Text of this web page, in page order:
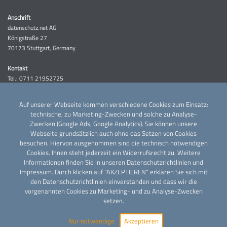
Auf unserer Webseite kommen verschiedene Cookies zum Einsatz:
technische, zu Marketing-Zwecken und solche zu Analyse-
Zwecken (Google Ads, Google Analytics). Sie können unsere
Webseite grundsätzlich auch ohne das Setzen von Cookies
besuchen. Hiervon ausgenommen sind die technisch notwendigen
Cookies. Ihnen steht jederzeit ein Widerrufsrecht zu. Weitere
Informationen finden Sie in unseren Datenschutzrichtlinien und
Impressum. Durch klicken auf "AKZEPTIEREN" erklären Sie sich mit
den Datenschutzrichtlinien einverstanden und dass wir die
vorgenannten Cookies zu Marketing- und zu Analyse-Zwecken
setzen.
Nur notwendige
Akzeptieren
Anschrift
datenschutz.net AG
Königstraße 27
70173 Stuttgart, Germany
Kontakt
Tel.: 0711 21952725‬
Kundenservice
Tel.: 0711 21952725 2
Aufsichtsrat
Sebastian Rachor